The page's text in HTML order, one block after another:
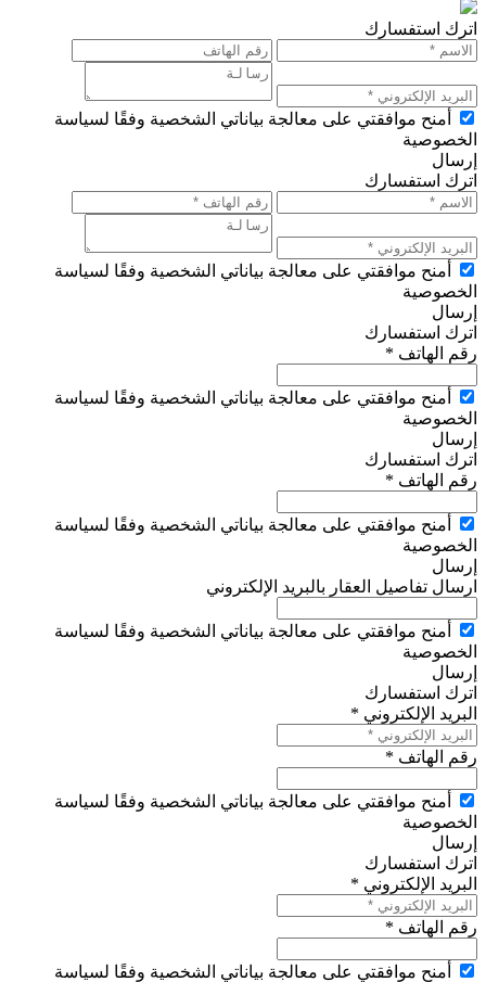
اترك استفسارك
أمنح موافقتي على معالجة بياناتي الشخصية وفقًا لسياسة
الخصوصية
إرسال
اترك استفسارك
أمنح موافقتي على معالجة بياناتي الشخصية وفقًا لسياسة
الخصوصية
إرسال
اترك استفسارك
رقم الهاتف *
أمنح موافقتي على معالجة بياناتي الشخصية وفقًا لسياسة
الخصوصية
إرسال
اترك استفسارك
رقم الهاتف *
أمنح موافقتي على معالجة بياناتي الشخصية وفقًا لسياسة
الخصوصية
إرسال
ارسال تفاصيل العقار بالبريد الإلكتروني
أمنح موافقتي على معالجة بياناتي الشخصية وفقًا لسياسة
الخصوصية
إرسال
اترك استفسارك
البريد الإلكتروني *
رقم الهاتف *
أمنح موافقتي على معالجة بياناتي الشخصية وفقًا لسياسة
الخصوصية
إرسال
اترك استفسارك
البريد الإلكتروني *
رقم الهاتف *
أمنح موافقتي على معالجة بياناتي الشخصية وفقًا لسياسة